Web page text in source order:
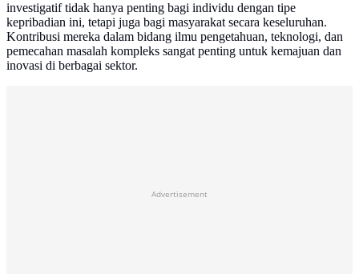
investigatif tidak hanya penting bagi individu dengan tipe
kepribadian ini, tetapi juga bagi masyarakat secara keseluruhan.
Kontribusi mereka dalam bidang ilmu pengetahuan, teknologi, dan
pemecahan masalah kompleks sangat penting untuk kemajuan dan
inovasi di berbagai sektor.
Advertisement